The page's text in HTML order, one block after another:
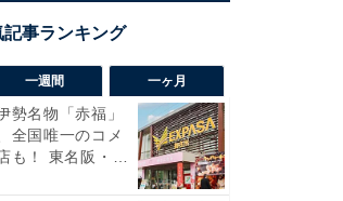
一週間 一ヶ月
勢名物「赤福」
全国唯一のコメ
も！ 東名阪・